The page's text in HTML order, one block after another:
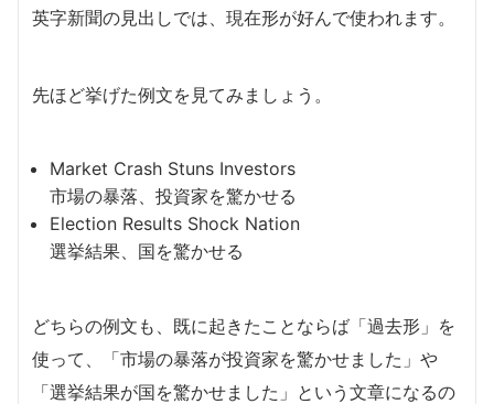
英字新聞の見出しでは、現在形が好んで使われます。
先ほど挙げた例文を見てみましょう。
Market Crash Stuns Investors
市場の暴落、投資家を驚かせる
Election Results Shock Nation
選挙結果、国を驚かせる
どちらの例文も、既に起きたことならば「過去形」を
使って、「市場の暴落が投資家を驚かせました」や
「選挙結果が国を驚かせました」という文章になるの